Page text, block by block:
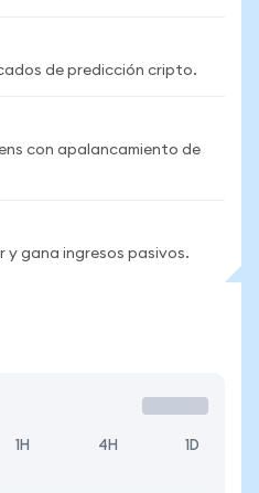
de predicción cripto.
con apalancamiento de
gana ingresos pasivos.
1H 4H 1D